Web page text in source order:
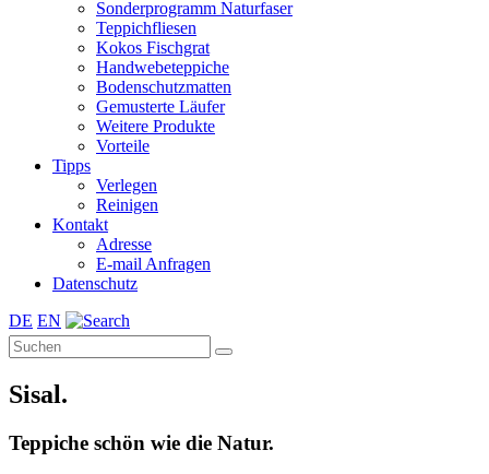
Sonderprogramm Naturfaser
Teppichfliesen
Kokos Fischgrat
Handwebeteppiche
Bodenschutzmatten
Gemusterte Läufer
Weitere Produkte
Vorteile
Tipps
Verlegen
Reinigen
Kontakt
Adresse
E-mail Anfragen
Datenschutz
DE EN
Sisal.
Teppiche schön wie die Natur.